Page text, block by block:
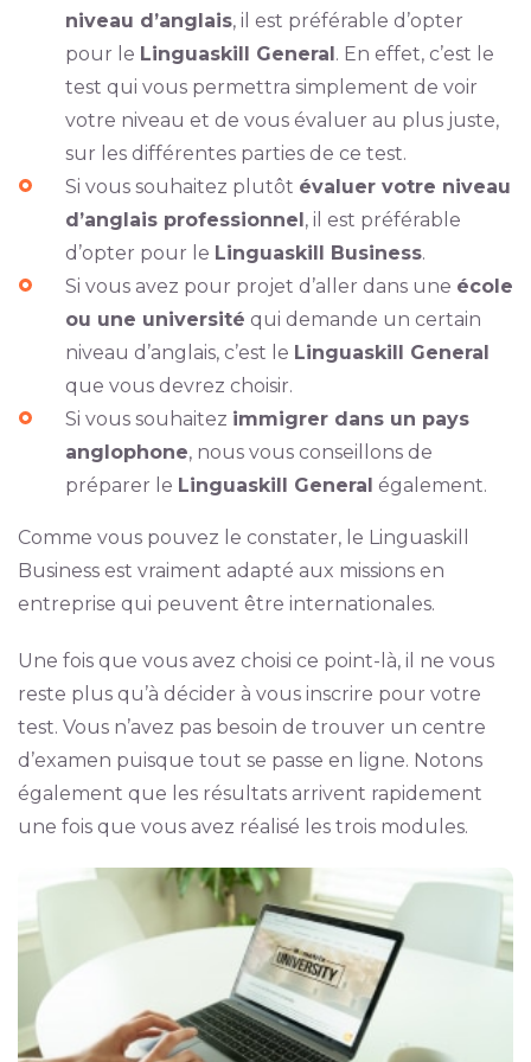
niveau d’anglais, il est préférable d’opter
pour le Linguaskill General. En effet, c’est le
test qui vous permettra simplement de voir
votre niveau et de vous évaluer au plus juste,
sur les différentes parties de ce test.
Si vous souhaitez plutôt évaluer votre niveau
d’anglais professionnel, il est préférable
d’opter pour le Linguaskill Business.
Si vous avez pour projet d’aller dans une école
ou une université qui demande un certain
niveau d’anglais, c’est le Linguaskill General
que vous devrez choisir.
Si vous souhaitez immigrer dans un pays
anglophone, nous vous conseillons de
préparer le Linguaskill General également.
Comme vous pouvez le constater, le Linguaskill
Business est vraiment adapté aux missions en
entreprise qui peuvent être internationales.
Une fois que vous avez choisi ce point-là, il ne vous
reste plus qu’à décider à vous inscrire pour votre
test. Vous n’avez pas besoin de trouver un centre
d’examen puisque tout se passe en ligne. Notons
également que les résultats arrivent rapidement
une fois que vous avez réalisé les trois modules.